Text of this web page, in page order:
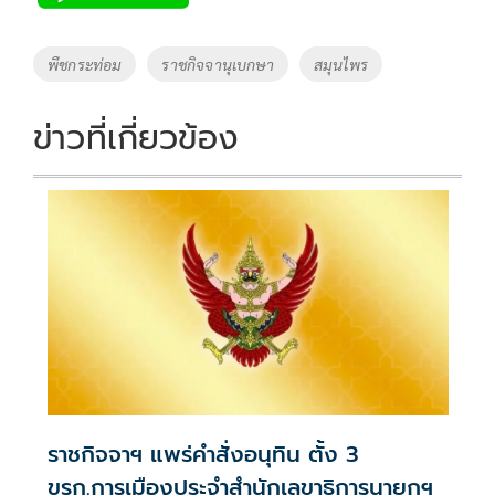
b
o
k
er y
Li
k
Tags
พืชกระท่อม ราชกิจจานุเบกษา สมุนไพร
ข่าวที่เกี่ยวข้อง
ราชกิจจาฯ แพร่คำสั่งอนุทิน ตั้ง 3
ขรก.การเมืองประจำสำนักเลขาธิการนายกฯ